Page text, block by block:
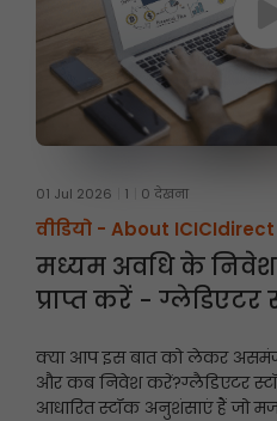
01 Jul 2026 1 0 देखना
वीडियो - About ICICIdirect
मध्यम अवधि के
प्राप्त करें - ग्लेडिएटर
क्या आप इस बात को लेकर
और कब निवेश करें?ग्लैडिएटर
आधारित स्टॉक अनुशंसाएं हैं जो